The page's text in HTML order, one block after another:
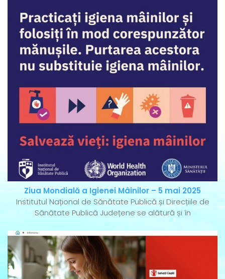
Ziua Mondială a Igienei Mâinilor – 5 mai 2025
Institutul Național de Sănătate Publică și Direcțiile de
Sănătate Publică Județene se alătură și în